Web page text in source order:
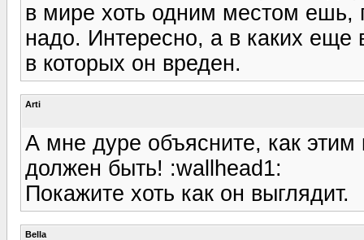
в мире хоть одним местом ешь,
надо. Интересно, а в каких еще
в которых он вреден.
Arti
А мне дуре объясните, как
должен быть! :wallhead1:
Покажите хоть как он выглядит.
Bella